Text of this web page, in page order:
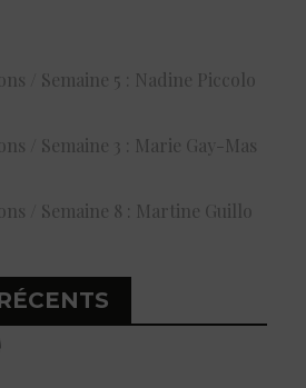
/ Semaine 5 : Nadine Piccolo
/ Semaine 3 : Marie Gay-Mas
/ Semaine 8 : Martine Guillo